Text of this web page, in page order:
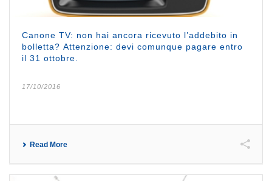
Canone TV: non hai ancora ricevuto l’addebito in
bolletta? Attenzione: devi comunque pagare entro
il 31 ottobre.
17/10/2016
Read More